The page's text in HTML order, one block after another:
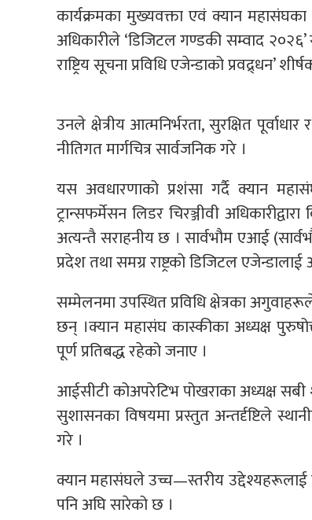
कार्यक्रमका मुख्यवक्ता एवं क्यान महासंघका
अधिकारीले ‘डिजिटल गण्डकी सम्वाद
राष्ट्रिय सूचना प्रविधि एजेन्डाको प्रवद्र्धन’
उनले क्षेत्रीय आत्मनिर्भरता, सुरक्षित पूर्वाधार
नीतिगत मार्गचित्र सार्वजनिक गरे ।
यस अवधारणाको प्रशंसा गर्दै क्यान
ट्रान्सफर्मेसन लिडर चिरञ्जीवी
अत्यन्तै सराहनीय छ । सार्वभौम एआई
प्रदेश तथा समग्र राष्ट्रको डिजिटल
सम्मेलनमा उपस्थित प्रविधि क्षेत्रका
छन् ।क्यान महासंघ कास्कीका अध्यक्ष
पूर्ण प्रतिबद्ध रहेको जनाए ।
आईसीटी कोअपरेटिभ पोखराका अध्यक्ष
सुशासनका विषयमा प्रस्तुत अन्तर्दृष्टिले
गरे ।
क्यान महासंघले उच्च—स्तरीय उद्देश्यहरूलाई
पनि अघि सारेको छ ।